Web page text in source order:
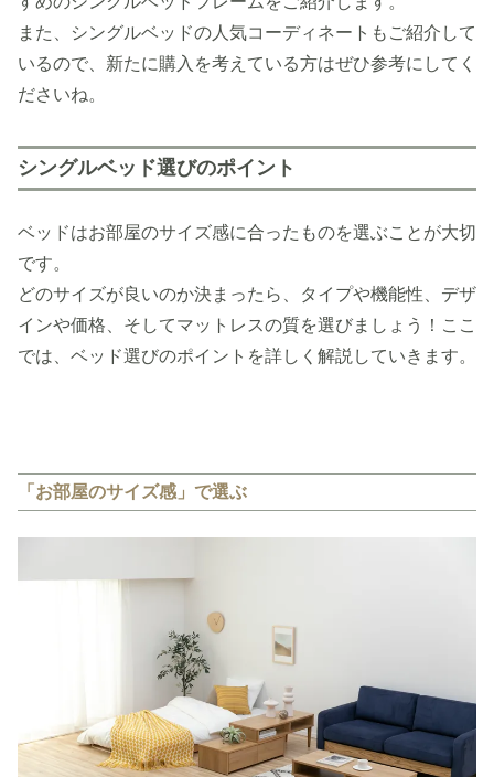
また、シングルベッドの人気コーディネートもご紹介して
いるので、新たに購入を考えている方はぜひ参考にしてく
ださいね。
シングルベッド選びのポイント
ベッドはお部屋のサイズ感に合ったものを選ぶことが大切
です。
どのサイズが良いのか決まったら、タイプや機能性、デザ
インや価格、そしてマットレスの質を選びましょう！ここ
では、ベッド選びのポイントを詳しく解説していきます。
「お部屋のサイズ感」で選ぶ